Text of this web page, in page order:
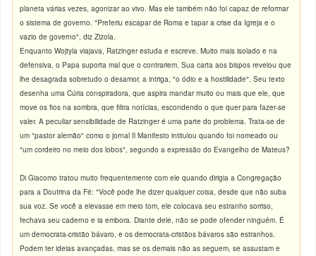
planeta várias vezes, agonizar ao vivo. Mas ele também não foi capaz de reformar
o sistema de governo. "Preferiu escapar de Roma e tapar a crise da Igreja e o
vazio de governo", diz Zizola.
Enquanto Wojtyla viajava, Ratzinger estuda e escreve. Muito mais isolado e na
defensiva, o Papa suporta mal que o contrariem. Sua carta aos bispos revelou que
lhe desagrada sobretudo o desamor, a intriga, "o ódio e a hostilidade". Seu texto
desenha uma Cúria conspiradora, que aspira mandar muito ou mais que ele, que
move os fios na sombra, que filtra notícias, escondendo o que quer para fazer-se
valer. A peculiar sensibilidade de Ratzinger é uma parte do problema. Trata-se de
um "pastor alemão" como o jornal Il Manifesto intitulou quando foi nomeado ou
"um cordeiro no meio dos lobos", segundo a expressão do Evangelho de Mateus?
Di Giacomo tratou muito frequentemente com ele quando dirigia a Congregação
para a Doutrina da Fé: "Você pode lhe dizer qualquer coisa, desde que não suba
sua voz. Se você a elevasse em meio tom, ele colocava seu estranho sorriso,
fechava seu caderno e ia embora. Diante dele, não se pode ofender ninguém. É
um democrata-cristão bávaro, e os democrata-cristãos bávaros são estranhos.
Podem ter ideias avançadas, mas se os demais não as seguem, se assustam e